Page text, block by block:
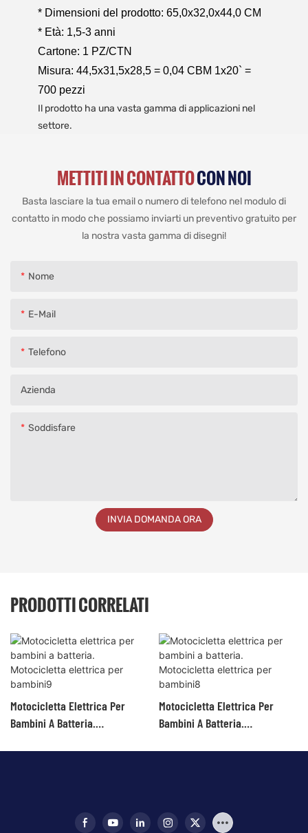
* Dimensioni del prodotto: 65,0x32,0x44,0 CM
* Età: 1,5-3 anni
Cartone: 1 PZ/CTN
Misura: 44,5x31,5x28,5 = 0,04 CBM 1x20` =
700 pezzi
Il prodotto ha una vasta gamma di applicazioni nel
settore.
METTITI IN CONTATTOCON NOI
Basta lasciare la tua email o numero di telefono nel modulo di
contatto in modo che possiamo inviarti un preventivo gratuito per
la nostra vasta gamma di disegni!
Nome
E-Mail
Telefono
Azienda
Soddisfare
INVIA DOMANDA ORA
PRODOTTI CORRELATI
Motocicletta Elettrica Per
Bambini A Batteria.
Motocicletta Elettrica Per
Bambini A Batteria.